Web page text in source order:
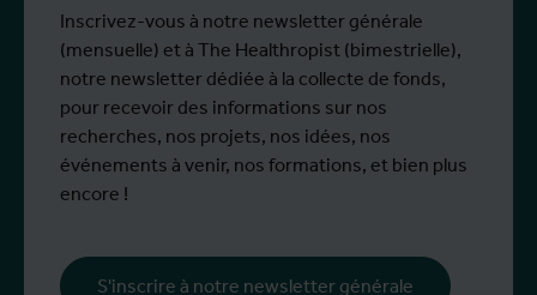
Inscrivez-vous à notre newsletter générale
(mensuelle) et à The Healthropist (bimestrielle),
notre newsletter dédiée à la collecte de fonds,
pour recevoir des informations sur nos
recherches, nos projets, nos idées, nos
événements à venir, nos formations, et bien plus
encore !
S'inscrire à notre newsletter générale